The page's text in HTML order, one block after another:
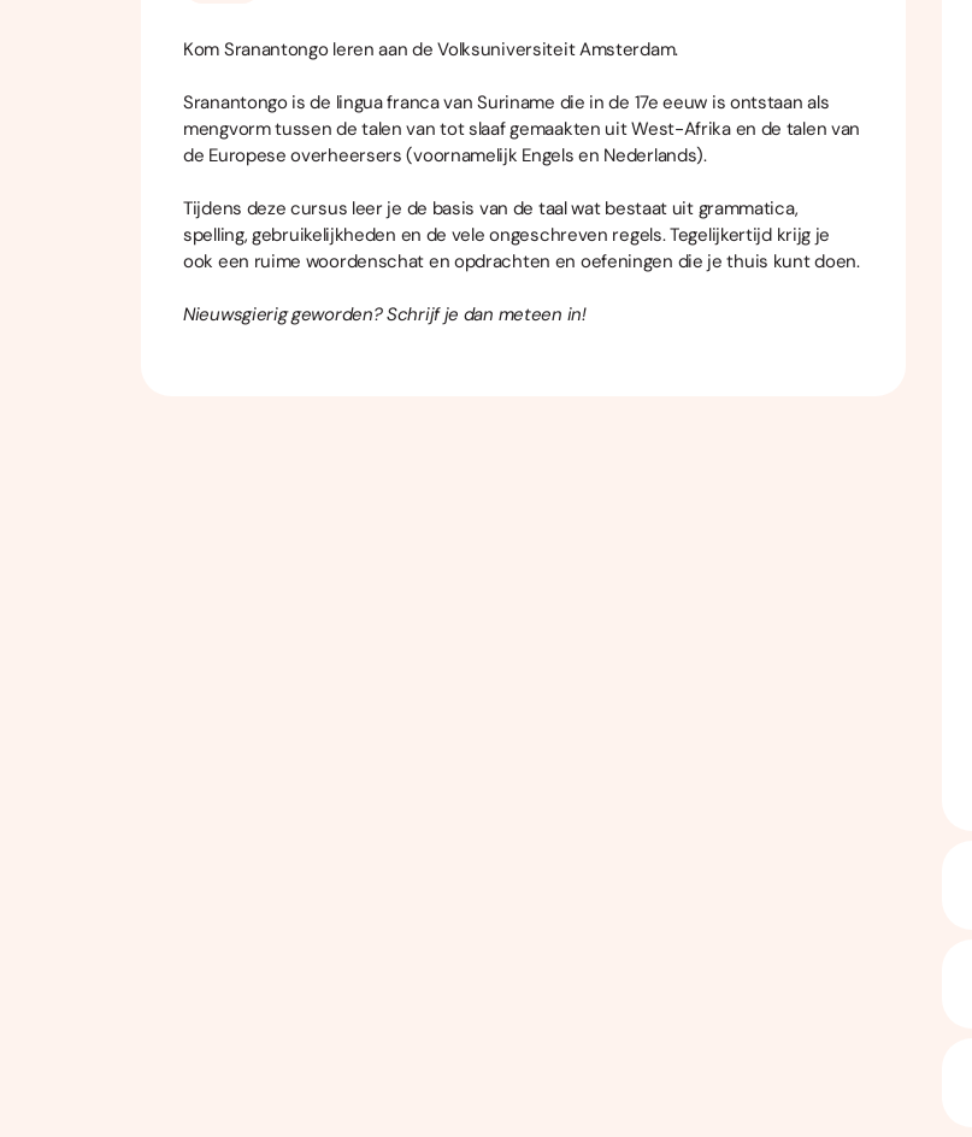
Kom Sranantongo leren aan de Volksuniversiteit Amsterdam.
Sranantongo is de lingua franca van Suriname die in de 17e eeuw is ontstaan als
mengvorm tussen de talen van tot slaaf gemaakten uit West-Afrika en de talen van
de Europese overheersers (voornamelijk Engels en Nederlands).
Tijdens deze cursus leer je de basis van de taal wat bestaat uit grammatica,
spelling, gebruikelijkheden en de vele ongeschreven regels. Tegelijkertijd krijg je
ook een ruime woordenschat en opdrachten en oefeningen die je thuis kunt doen.
Nieuwsgierig geworden? Schrijf je dan meteen in!